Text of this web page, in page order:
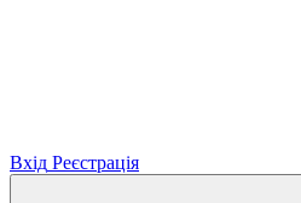
Вхід Реєстрація